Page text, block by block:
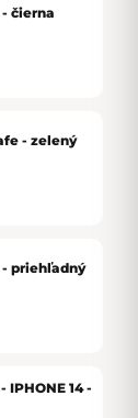
- čierna
- zelený
- priehľadný
14 -